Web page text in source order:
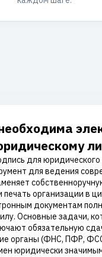
для
для ведения
печать организации в
документам
Основные задачи,
обязательную
органы (ФНС, ПФР,
юридически